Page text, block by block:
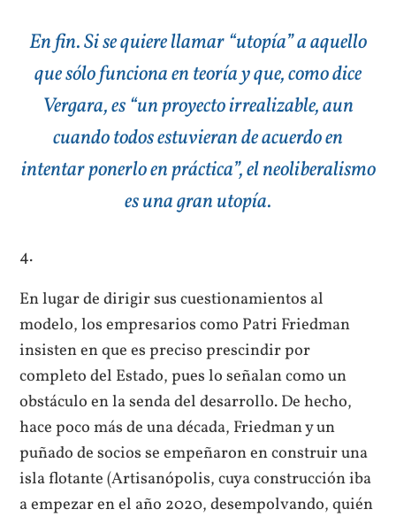
En fin. Si se quiere llamar “utopía” a aquello
que sólo funciona en teoría y que, como dice
Vergara, es “un proyecto irrealizable, aun
cuando todos estuvieran de acuerdo en
intentar ponerlo en práctica”, el neoliberalismo
es una gran utopía.
4.
En lugar de dirigir sus cuestionamientos al
modelo, los empresarios como Patri Friedman
insisten en que es preciso prescindir por
completo del Estado, pues lo señalan como un
obstáculo en la senda del desarrollo. De hecho,
hace poco más de una década, Friedman y un
puñado de socios se empeñaron en construir una
isla flotante (Artisanópolis, cuya construcción iba
a empezar en el año 2020, desempolvando, quién